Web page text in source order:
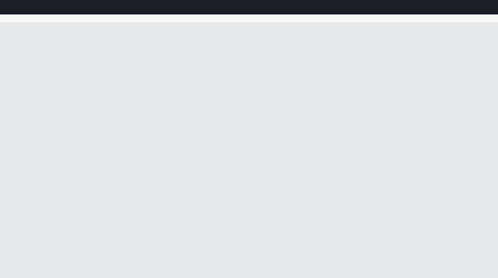
ッ
カートは空です